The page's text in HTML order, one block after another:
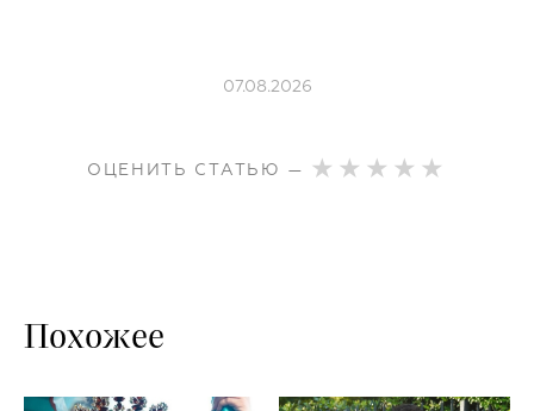
07.08.2026
ОЦЕНИТЬ СТАТЬЮ —
Похожее